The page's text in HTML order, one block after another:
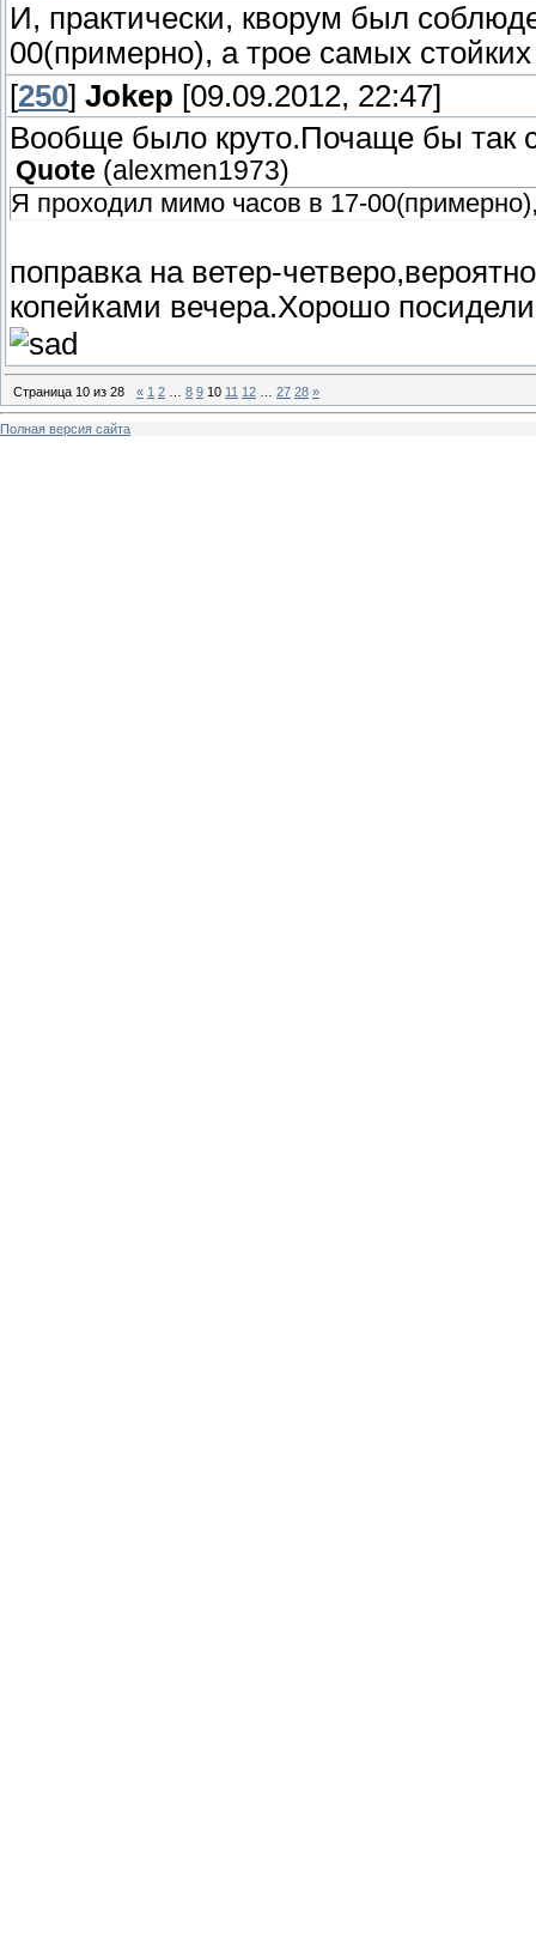
И, практически, кворум был
00(примерно), а трое самых
[250] Jokep [09.09.2012, 22:47]
Вообще было круто.Почаще бы так
Quote (alexmen1973)
Я проходил мимо часов в 17-
поправка на ветер-
копейками вечера.Хорошо
Страница 10 из 28 « 1 2 8 9 10 11 12 27 28 »
Полная версия сайта